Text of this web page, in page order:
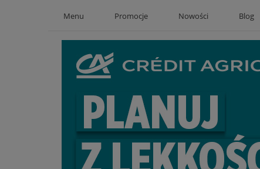
Menu Promocje Nowości Blog